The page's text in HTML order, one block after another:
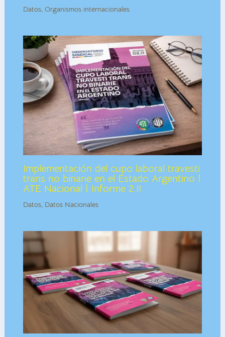
Datos, Organismos internacionales
Implementación del cupo laboral travesti
trans no binarie en el Estado Argentino |
ATE Nacional | Informe 2.II
Datos, Datos Nacionales